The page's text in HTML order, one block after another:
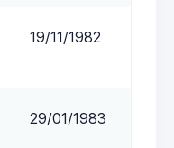
19/11/1982
29/01/1983